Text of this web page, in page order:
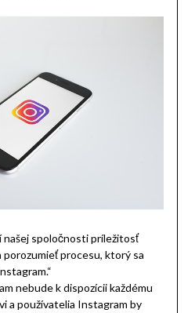
našej spoločnosti príležitosť
porozumieť procesu, ktorý sa
nebude k dispozícii každému
a používatelia Instagram by